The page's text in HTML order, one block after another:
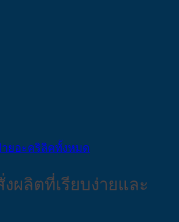
ยอะคริลิคทั้งหมด
ผลิตที่เรียบง่ายและ